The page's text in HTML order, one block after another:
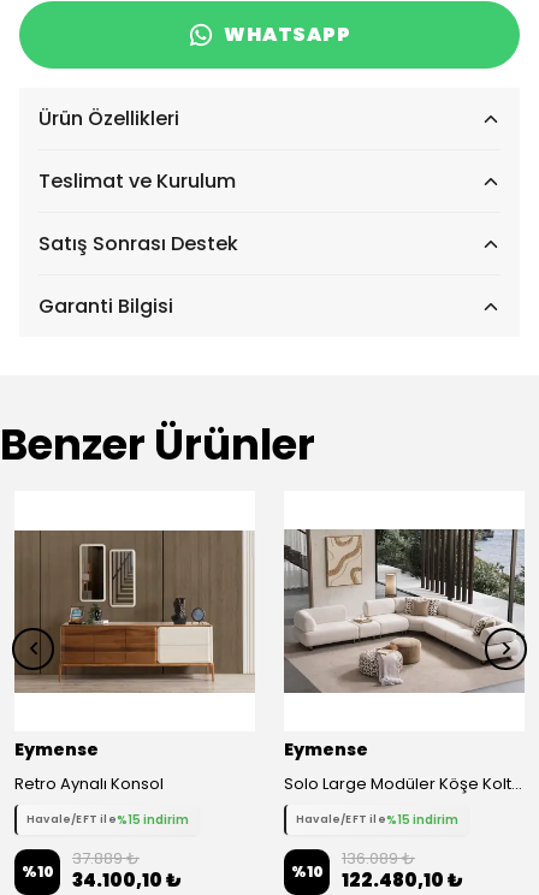
WHATSAPP
Ürün Özellikleri
Teslimat ve Kurulum
Satış Sonrası Destek
Garanti Bilgisi
Benzer Ürünler
Eymense
Retro Aynalı Konsol
Havale/EFT ile%15 indirim
%10
37.889 ₺
34.100,10 ₺
Eymense
Solo Large Modüler Köşe Koltuk Takımı
Havale/EFT ile%15 indirim
%10
136.089 ₺
122.480,10 ₺